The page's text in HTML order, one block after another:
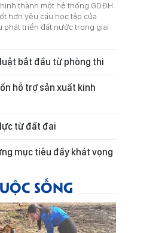
thành một hệ thống GDĐH
hơn yêu cầu học tập của
phát triển đất nước trong giai
bắt đầu từ phòng thi
hỗ trợ sản xuất kinh
từ đất đai
mục tiêu đầy khát vọng
SỐNG